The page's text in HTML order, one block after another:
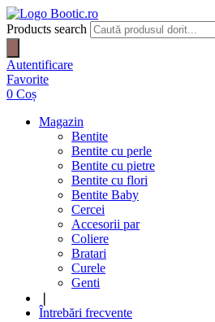
Products search
Autentificare
Favorite
0 Coș
Magazin
Bentite
Bentite cu perle
Bentite cu pietre
Bentite cu flori
Bentite Baby
Cercei
Accesorii par
Coliere
Bratari
Curele
Genti
Întrebări frecvente